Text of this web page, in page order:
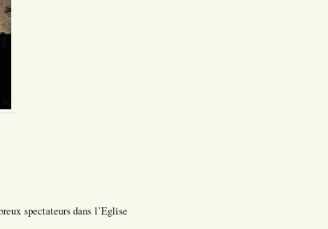
spectateurs dans l’Eglise